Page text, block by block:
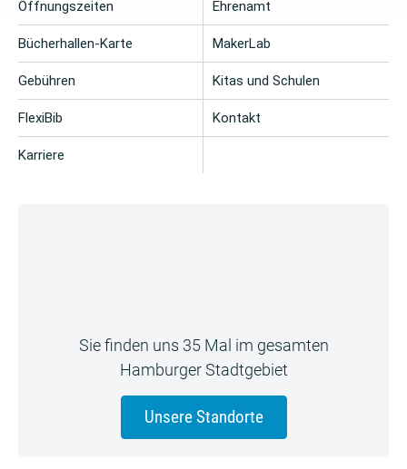
Öffnungszeiten
Bücherhallen-Karte
Gebühren
FlexiBib
Karriere
Ehrenamt
MakerLab
Kitas und Schulen
Kontakt
Sie finden uns 35 Mal im gesamten
Hamburger Stadtgebiet
Unsere Standorte